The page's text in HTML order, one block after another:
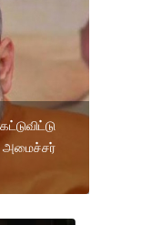
அமைச்சர்